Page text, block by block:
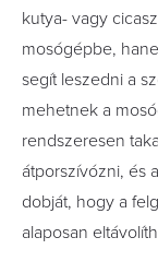
kutya- vagy
mosógépbe,
segít leszedni a
mehetnek a
rendszeresen
átporszívózni, és
dobját, hogy a
alaposan